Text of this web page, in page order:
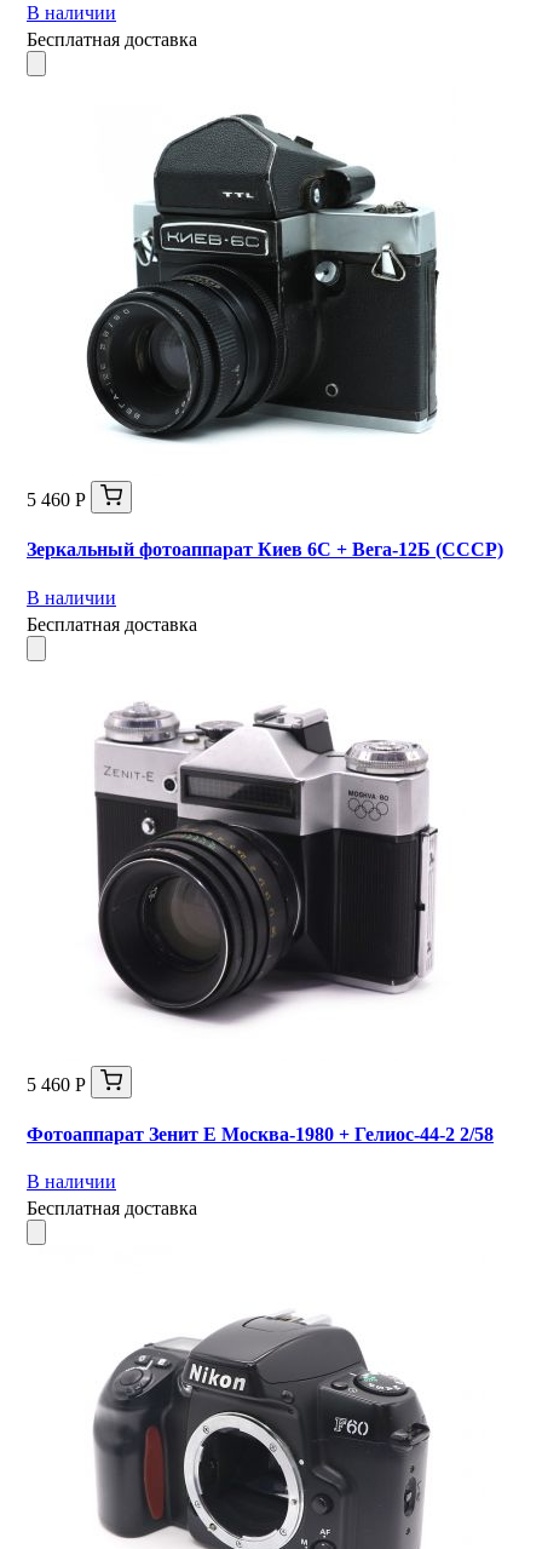
В наличии
Бесплатная доставка
5 460 Р
Зеркальный фотоаппарат Киев 6С + Вега-12Б (СССР)
В наличии
Бесплатная доставка
5 460 Р
Фотоаппарат Зенит Е Москва-1980 + Гелиос-44-2 2/58
В наличии
Бесплатная доставка